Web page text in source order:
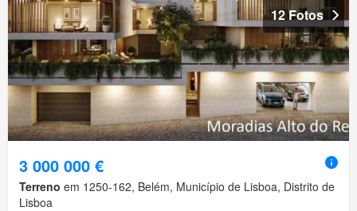
12 Fotos
3 000 000 €
Terreno em 1250-162, Belém, Município de Lisboa, Distrito de
Lisboa